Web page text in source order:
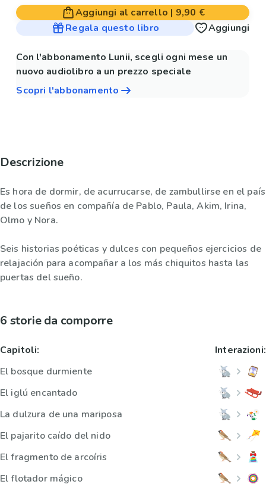
Aggiungi al carrello | 9,90 €
Regala questo libro
Aggiungi
Con l'abbonamento Lunii, scegli ogni mese un
nuovo audiolibro a un prezzo speciale
Scopri l'abbonamento
Descrizione
Es hora de dormir, de acurrucarse, de zambullirse en el país
de los sueños en compañía de Pablo, Paula, Akim, Irina,
Olmo y Nora.
Seis historias poéticas y dulces con pequeños ejercicios de
relajación para acompañar a los más chiquitos hasta las
puertas del sueño.
6 storie da comporre
Capitoli:
El bosque durmiente
El iglú encantado
La dulzura de una mariposa
El pajarito caído del nido
El fragmento de arcoíris
El flotador mágico
Interazioni: